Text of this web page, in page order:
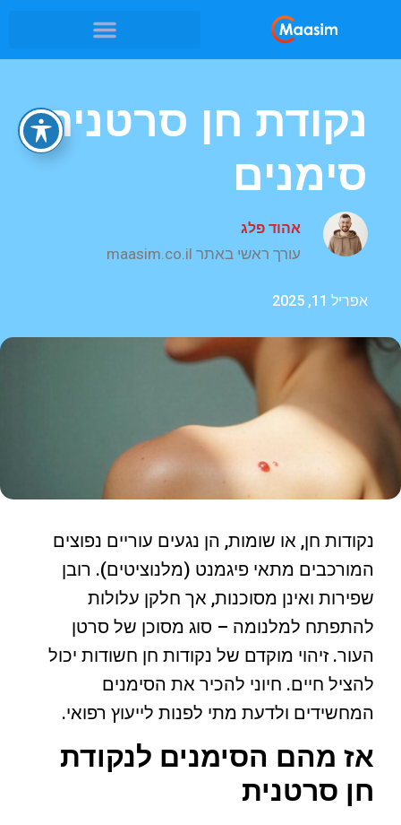
נקודת חן סרטנית
סימנים
אהוד פלג
עורך ראשי באתר maasim.co.il
אפריל 11, 2025
נקודות חן, או שומות, הן נגעים עוריים נפוצים
המורכבים מתאי פיגמנט (מלנוציטים). רובן
שפירות ואינן מסוכנות, אך חלקן עלולות
להתפתח למלנומה – סוג מסוכן של סרטן
העור. זיהוי מוקדם של נקודות חן חשודות יכול
להציל חיים. חיוני להכיר את הסימנים
המחשידים ולדעת מתי לפנות לייעוץ רפואי.
אז מהם הסימנים לנקודת
חן סרטנית